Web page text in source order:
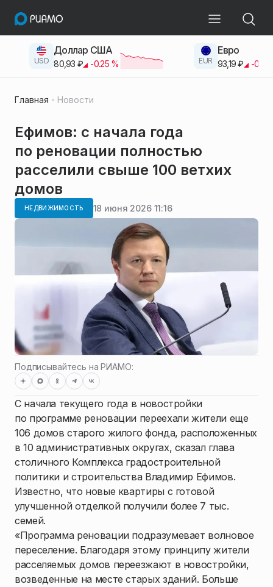
USD
Доллар США
80,93 ₽ -0.25% EUR
Евро
93,19 ₽ -0.42
Главная Новости
Ефимов: с начала года
по реновации полностью
расселили свыше 100 ветхих
домов
НЕДВИЖИМОСТЬ 18 июня 2026 11:16
Подписывайтесь на РИАМО:
С начала текущего года в новостройки
по программе реновации переехали жители еще
106 домов старого жилого фонда, расположенных
в 10 административных округах, сказал глава
столичного Комплекса градостроительной
политики и строительства Владимир Ефимов.
Известно, что новые квартиры с готовой
улучшенной отделкой получили более 7 тыс.
семей.
«Программа реновации подразумевает волновое
переселение. Благодаря этому принципу жители
расселяемых домов переезжают в новостройки,
возведенные на месте старых зданий. Больше